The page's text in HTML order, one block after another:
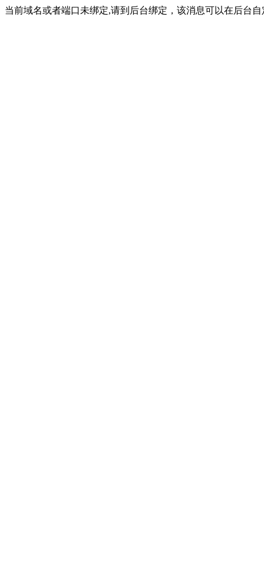
当前域名或者端口未绑定,请到后台绑定，该消息可以在后台自